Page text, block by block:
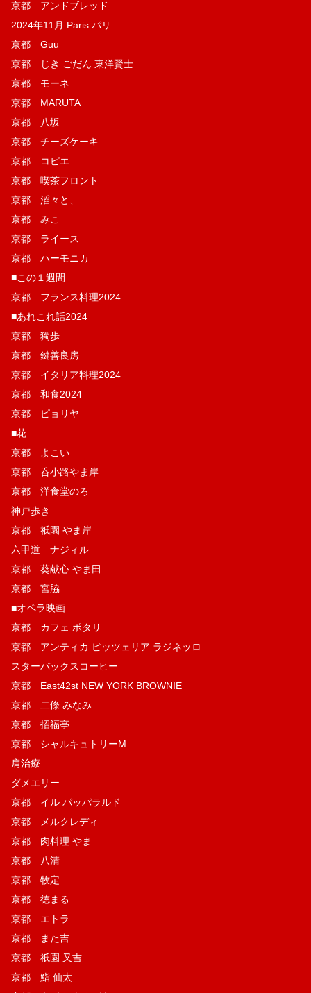
京都 アンドブレッド
2024年11月 Paris パリ
京都 Guu
京都 じき ごだん 東洋賢士
京都 モーネ
京都 MARUTA
京都 八坂
京都 チーズケーキ
京都 コピエ
京都 喫茶フロント
京都 滔々と、
京都 みこ
京都 ライース
京都 ハーモニカ
■この１週間
京都 フランス料理2024
■あれこれ話2024
京都 獨歩
京都 鍵善良房
京都 イタリア料理2024
京都 和食2024
京都 ピョリヤ
■花
京都 よこい
京都 呑小路やま岸
京都 洋食堂のろ
神戸歩き
京都 祇園 やま岸
六甲道 ナジィル
京都 葵献心 やま田
京都 宮脇
■オペラ映画
京都 カフェ ポタリ
京都 アンティカ ピッツェリア ラジネッロ
スターバックスコーヒー
京都 East42st NEW YORK BROWNIE
京都 二條 みなみ
京都 招福亭
京都 シャルキュトリーM
肩治療
ダメエリー
京都 イル パッパラルド
京都 メルクレディ
京都 肉料理 やま
京都 八清
京都 牧定
京都 徳まる
京都 エトラ
京都 また吉
京都 祇園 又吉
京都 鮨 仙太